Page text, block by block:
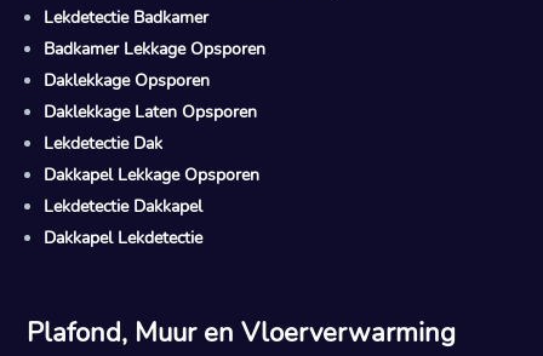
Lekdetectie Badkamer
Badkamer Lekkage Opsporen
Daklekkage Opsporen
Daklekkage Laten Opsporen
Lekdetectie Dak
Dakkapel Lekkage Opsporen
Lekdetectie Dakkapel
Dakkapel Lekdetectie
Plafond, Muur en Vloerverwarming